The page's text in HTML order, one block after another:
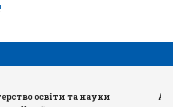
освіти та науки